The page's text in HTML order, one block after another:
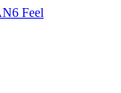
Feel